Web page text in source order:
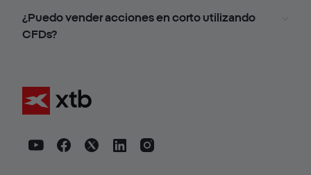
¿Puedo vender acciones en corto utilizando
CFDs?